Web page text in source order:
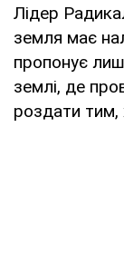
Лідер
земля має
пропонує
землі, де
роздати тим,